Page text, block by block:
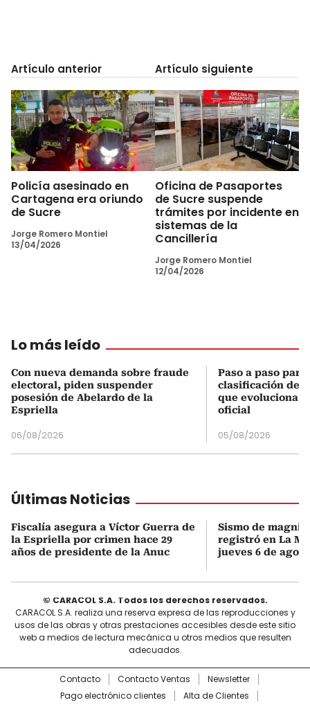
Artículo anterior
Policía asesinado en
Cartagena era oriundo
de Sucre
Jorge Romero Montiel
13/04/2026
Artículo siguiente
Oficina de Pasaportes
de Sucre suspende
trámites por incidente en
sistemas de la
Cancillería
Jorge Romero Montiel
12/04/2026
Lo más leído
Con nueva demanda sobre fraude
electoral, piden suspender
posesión de Abelardo de la
Espriella
06/08/2026
Paso a paso
clasificación del
que evoluciona
oficial
05/08/2026
Últimas Noticias
Fiscalía asegura a Víctor Guerra de
la Espriella por crimen hace 29
años de presidente de la Anuc
Sismo de
registró en La
jueves 6 de
© CARACOL S.A. Todos los derechos reservados.
CARACOL S.A. realiza una reserva expresa de las reproducciones y
usos de las obras y otras prestaciones accesibles desde este sitio
web a medios de lectura mecánica u otros medios que resulten
adecuados.
Contacto Contacto Ventas
Newsletter
Pago electrónico clientes
Alta de Clientes